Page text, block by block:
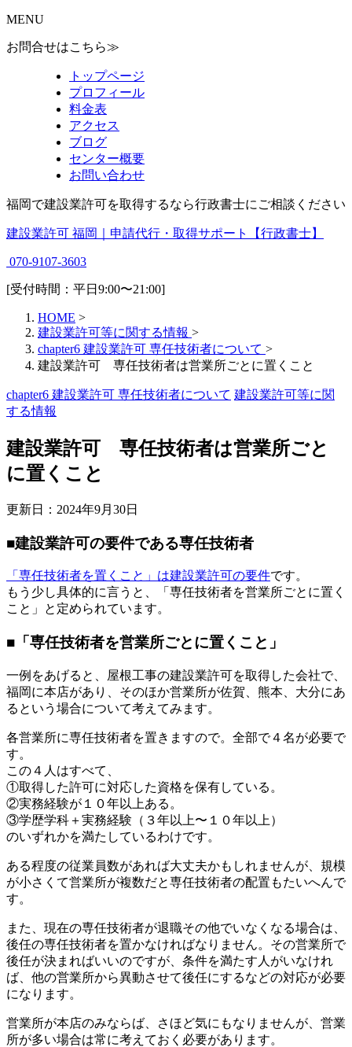
MENU
お問合せはこちら≫
トップページ
プロフィール
料金表
アクセス
ブログ
センター概要
お問い合わせ
福岡で建設業許可を取得するなら行政書士にご相談ください
建設業許可 福岡｜申請代行・取得サポート【行政書士】
070-9107-3603
[受付時間：平日9:00〜21:00]
HOME >
建設業許可等に関する情報 >
chapter6 建設業許可 専任技術者について >
建設業許可 専任技術者は営業所ごとに置くこと
chapter6 建設業許可 専任技術者について 建設業許可等に関
する情報
建設業許可 専任技術者は営業所ごと
に置くこと
更新日： 2024年9月30日
■建設業許可の要件である専任技術者
「専任技術者を置くこと」は建設業許可の要件です。
もう少し具体的に言うと、「専任技術者を営業所ごとに置く
こと」と定められています。
■「専任技術者を営業所ごとに置くこと」
一例をあげると、屋根工事の建設業許可を取得した会社で、
福岡に本店があり、そのほか営業所が佐賀、熊本、大分にあ
るという場合について考えてみます。
各営業所に専任技術者を置きますので。全部で４名が必要で
す。
この４人はすべて、
①取得した許可に対応した資格を保有している。
②実務経験が１０年以上ある。
③学歴学科＋実務経験（３年以上〜１０年以上）
のいずれかを満たしているわけです。
ある程度の従業員数があれば大丈夫かもしれませんが、規模
が小さくて営業所が複数だと専任技術者の配置もたいへんで
す。
また、現在の専任技術者が退職その他でいなくなる場合は、
後任の専任技術者を置かなければなりません。その営業所で
後任が決まればいいのですが、条件を満たす人がいなけれ
ば、他の営業所から異動させて後任にするなどの対応が必要
になります。
営業所が本店のみならば、さほど気にもなりませんが、営業
所が多い場合は常に考えておく必要があります。